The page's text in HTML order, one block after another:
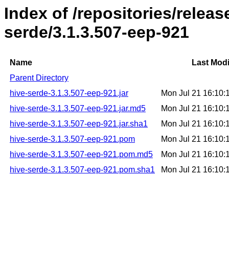
Index of /repositories/
serde/3.1.3.507-eep-921
Name
Last
Parent Directory
hive-serde-3.1.3.507-eep-921.jar
Mon Jul 21
hive-serde-3.1.3.507-eep-921.jar.md5
Mon Jul 21
hive-serde-3.1.3.507-eep-921.jar.sha1
Mon Jul 21
hive-serde-3.1.3.507-eep-921.pom
Mon Jul 21
hive-serde-3.1.3.507-eep-921.pom.md5
Mon Jul 21
hive-serde-3.1.3.507-eep-921.pom.sha1
Mon Jul 21